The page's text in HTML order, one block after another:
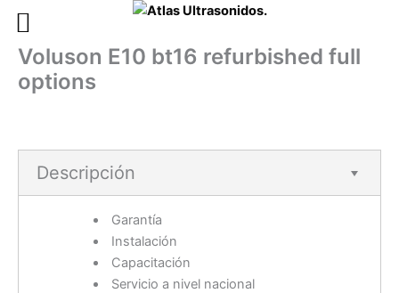
contenido
Voluson E10 bt16 refurbished full
options
Descripción
Garantía
Instalación
Capacitación
Servicio a nivel nacional